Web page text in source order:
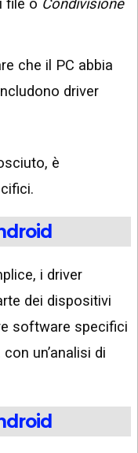
file o Condivisione
che il PC abbia
driver
è
i driver
dei dispositivi
software specifici
un’analisi di